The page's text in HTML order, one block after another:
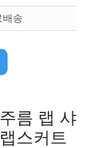
배송
름 랩 샤
스커트